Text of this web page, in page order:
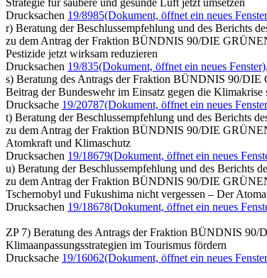
Drucksachen 19/8985(Dokument, öffnet ein neues
r) Beratung der Beschlussempfehlung und des Berichts
zu dem Antrag der Fraktion BÜNDNIS 90/DIE
Pestizide jetzt wirksam reduzieren
Drucksachen 19/835(Dokument, öffnet ein neues Fenster),
s) Beratung des Antrags der Fraktion BÜNDNIS 90/DIE
Beitrag der Bundeswehr im Einsatz gegen die
Drucksache 19/20787(Dokument, öffnet ein neues
t) Beratung der Beschlussempfehlung und des Berichts
zu dem Antrag der Fraktion BÜNDNIS 90/DIE
Atomkraft und Klimaschutz
Drucksachen 19/18679(Dokument, öffnet ein neues
u) Beratung der Beschlussempfehlung und des Berichts
zu dem Antrag der Fraktion BÜNDNIS 90/DIE
Tschernobyl und Fukushima nicht vergessen – Der
Drucksachen 19/18678(Dokument, öffnet ein neues
ZP 7) Beratung des Antrags der Fraktion BÜNDNIS 90/
Klimaanpassungsstrategien im Tourismus fördern
Drucksache 19/16062(Dokument, öffnet ein neues